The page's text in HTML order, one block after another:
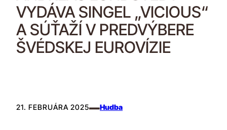
VYDÁVA SINGEL „VICIOUS“
A SÚŤAŽÍ V PREDVÝBERE
ŠVÉDSKEJ EUROVÍZIE
21. FEBRUÁRA 2025–Hudba